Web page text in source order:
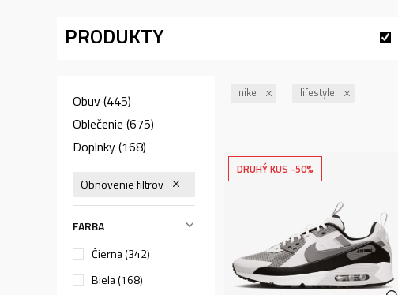
PRODUKTY
Obuv(445)
Oblečenie (675)
Doplnky(168)
Obnovenie filtrov
FARBA
Čierna (342)
Biela (168)
nike lifestyle
DRUHÝ KUS -50%